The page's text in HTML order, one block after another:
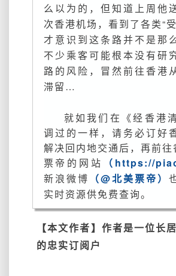
店
和
回
内
地
机
来！
么以为的，但知道上周他
次香港机场，看到了各类“受
才意识到这条路并不是
不少乘客可能根本没有研
路的风险，冒然前往香港
滞留…
就如我们在《经香港
调过的一样，请务必订好
解决回内地交通后，再前往
票帝的网站
（https://
新浪微博
（@北美票帝）
实时资源供免费查询。
【本文作者】作者是一位长
的忠实订阅户